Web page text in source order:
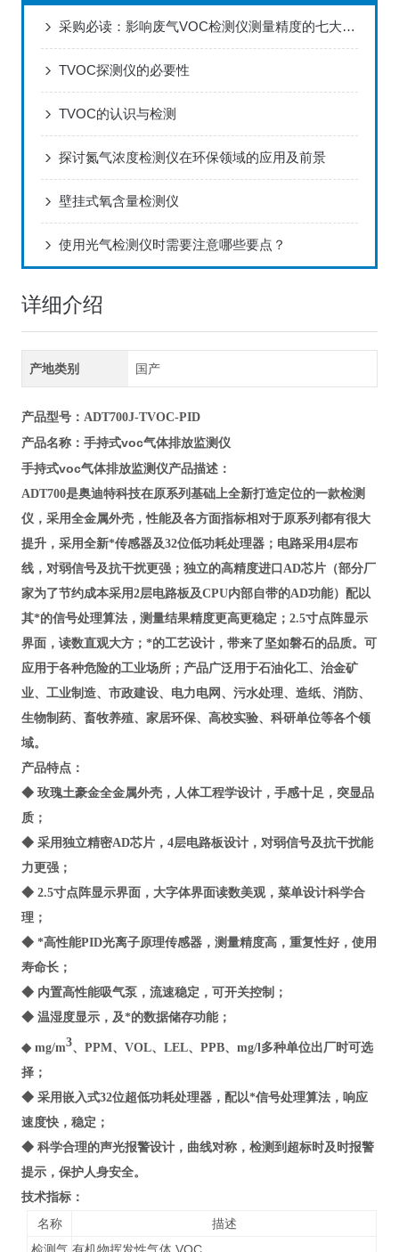
采购必读：影响废气VOC检测仪测量精度的七大关键因素
TVOC探测仪的必要性
TVOC的认识与检测
探讨氮气浓度检测仪在环保领域的应用及前景
壁挂式氧含量检测仪
使用光气检测仪时需要注意哪些要点？
详细介绍
产地类别 国产
产品型号：ADT700J-TVOC-PID
产品名称： 手持式voc气体排放监测仪
手持式voc气体排放监测仪产品描述：
ADT700是奥迪特科技在原系列基础上全新打造定位的一款检测
仪，采用全金属外壳，性能及各方面指标相对于原系列都有很大
提升，采用全新*传感器及32位低功耗处理器；电路采用4层布
线，对弱信号及抗干扰更强；独立的高精度进口AD芯片（部分厂
家为了节约成本采用2层电路板及CPU内部自带的AD功能）配以
其*的信号处理算法，测量结果精度更高更稳定；2.5寸点阵显示
界面，读数直观大方；*的工艺设计，带来了坚如磐石的品质。可
应用于各种危险的工业场所；产品广泛用于石油化工、治金矿
业、工业制造、市政建设、电力电网、污水处理、造纸、消防、
生物制药、畜牧养殖、家居环保、高校实验、科研单位等各个领
域。
产品特点：
◆ 玫瑰土豪金全金属外壳，人体工程学设计，手感十足，突显品
质；
◆ 采用独立精密AD芯片，4层电路板设计，对弱信号及抗干扰能
力更强；
◆ 2.5寸点阵显示界面，大字体界面读数美观，菜单设计科学合
理；
◆ *高性能PID光离子原理传感器，测量精度高，重复性好，使用
寿命长；
◆ 内置高性能吸气泵，流速稳定，可开关控制；
◆ 温湿度显示，及*的数据储存功能；
◆ mg/m3、PPM、VOL、LEL、PPB、mg/l多种单位出厂时可选
择；
◆ 采用嵌入式32位超低功耗处理器，配以*信号处理算法，响应
速度快，稳定；
◆ 科学合理的声光报警设计，曲线对称，检测到超标时及时报警
提示，保护人身安全。
技术指标：
名称
描述